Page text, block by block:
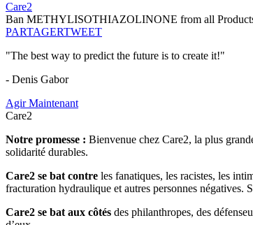
Care2
Ban METHYLISOTHIAZOLINONE from all
PARTAGERTWEET
"The best way to predict the future is to create it!"
- Denis Gabor
Agir Maintenant
Care2
Notre promesse : Bienvenue chez Care2, la plus
solidarité durables.
Care2 se bat contre les fanatiques, les racistes, les
fracturation hydraulique et autres personnes négatives.
Care2 se bat aux côtés des philanthropes, des